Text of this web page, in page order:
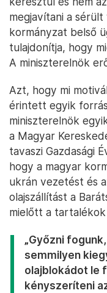
megjavítani a
kormányzat belső
tulajdonítja, hogy
A miniszterelnök
Azt, hogy mi
érintett egyik
miniszterelnök
a Magyar
tavaszi Gazdasági
hogy a magyar
ukrán vezetést és
olajszállítást a
mielőtt a
„Győzni
semmilyen
olajblokádot le
kényszeríteni